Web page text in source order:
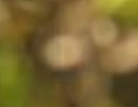
или дачного
этим правом
смогут до марта 2022
до 1 марта 2021 года
в собственность свои
основании которого был